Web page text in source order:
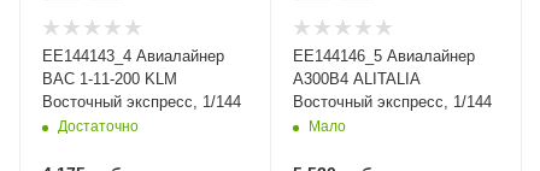
ЕЕ144143_4 Авиалайнер
BAC 1-11-200 KLM
Восточный экспресс, 1/144
Достаточно
ЕЕ144146_5 Авиалайнер
А300B4 ALITALIA
Восточный экспресс, 1/144
Мало